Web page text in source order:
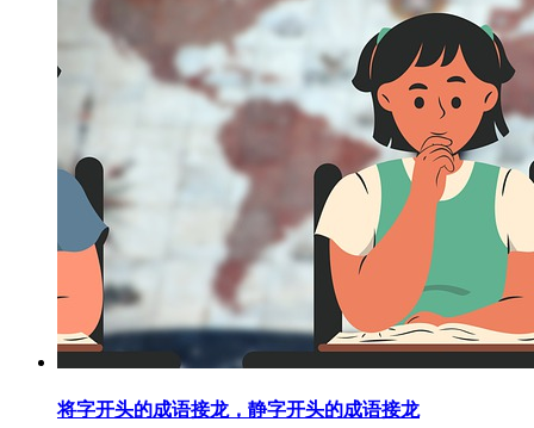
将字开头的成语接龙，静字开头的成语接龙